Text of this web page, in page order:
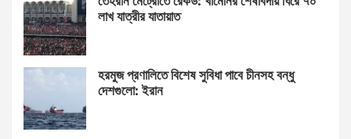
লাখ যাত্রীর যাতায়াত
হরমুজ প্রণালিতে বিশেষ সুবিধা পাবে চীনসহ বন্ধু
দেশগুলো: ইরান